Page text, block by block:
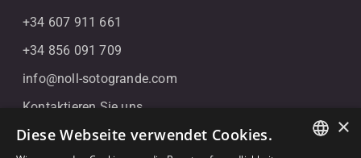
+34 607 911 661
+34 856 091 709
info@noll-sotogrande.com
Kontaktieren Sie uns
Galerias Paniagua Local 43 Avenida de Paniagua, s/n ×
Diese Webseite verwendet Cookies.